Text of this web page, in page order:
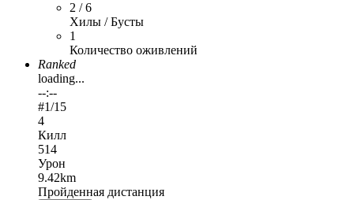
2 / 6
Хилы / Бусты
1
Количество оживлений
Ranked
loading...
--:--
#1/15
4
Килл
514
Урон
9.42km
Пройденная дистанция